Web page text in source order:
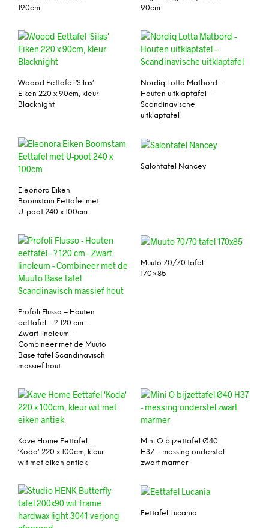
190cm
90cm
Woood Eettafel ‘Silas’
Eiken 220 x 90cm, kleur
Blacknight
Nordiq Lotta Matbord –
Houten uitklaptafel –
Scandinavische
uitklaptafel
Eleonora Eiken
Boomstam Eettafel met
U-poot 240 x 100cm
Salontafel Nancey
Profoli Flusso – Houten
eettafel – ? 120 cm –
Zwart linoleum –
Combineer met de Muuto
Base tafel Scandinavisch
massief hout
Muuto 70/70 tafel
170×85
Kave Home Eettafel
‘Koda’ 220 x 100cm, kleur
wit met eiken antiek
Mini O bijzettafel Ø40
H37 – messing onderstel
zwart marmer
Eettafel Lucania